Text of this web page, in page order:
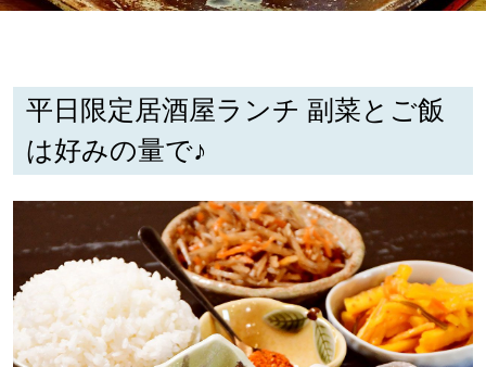
札幌
道央
KEYWORD キーワード
平日限定居酒屋ランチ 副菜とご飯
は好みの量で♪